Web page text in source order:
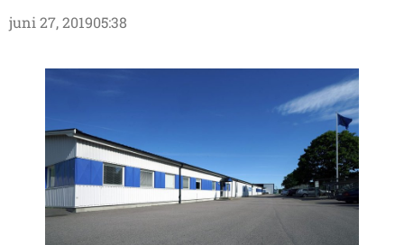
juni 27, 201905:38